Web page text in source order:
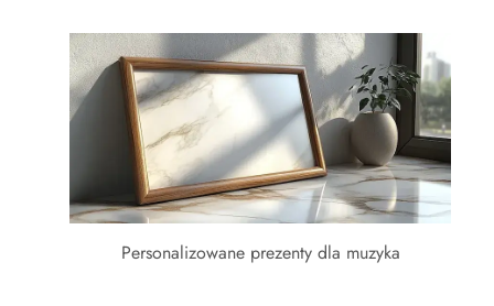
Personalizowane prezenty dla muzyka